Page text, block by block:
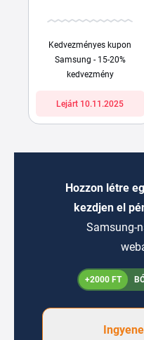
Kedvezményes kupon
Samsung - 15-20%
kedvezmény
Lejárt 10.11.2025
Hozzon létre
kezdjen el
Samsung-
+2000 FT